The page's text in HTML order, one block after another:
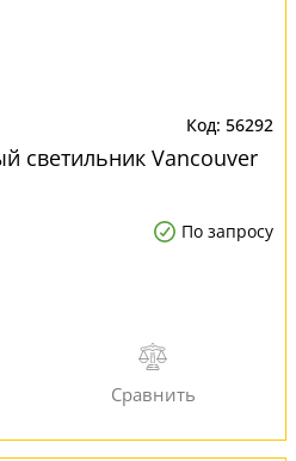
56292
светильник Vancouver
По запросу